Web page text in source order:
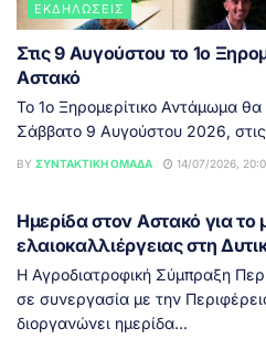
ΕΚΔΗΛΏΣΕΙΣ
Στις 9 Αυγούστου το 1ο
Αστακό
Το 1ο Ξηρομερίτικο Αντάμωμα θα
Σάββατο 9 Αυγούστου 2026,
BY ΣΥΝΤΑΚΤΙΚΉ ΟΜΆΔΑ 14/07/2026,
Ημερίδα στον Αστακό για το
ελαιοκαλλιέργειας στη
Η Αγροδιατροφική Σύμπραξη
σε συνεργασία με την
διοργανώνει ημερίδα...